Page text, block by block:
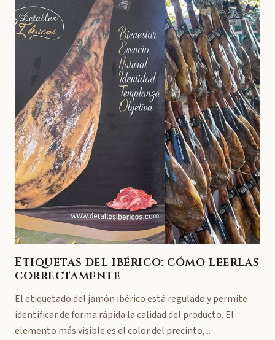
Etiquetas del ibérico: cómo leerlas
correctamente
El etiquetado del jamón ibérico está regulado y permite
identificar de forma rápida la calidad del producto. El
elemento más visible es el color del precinto,...